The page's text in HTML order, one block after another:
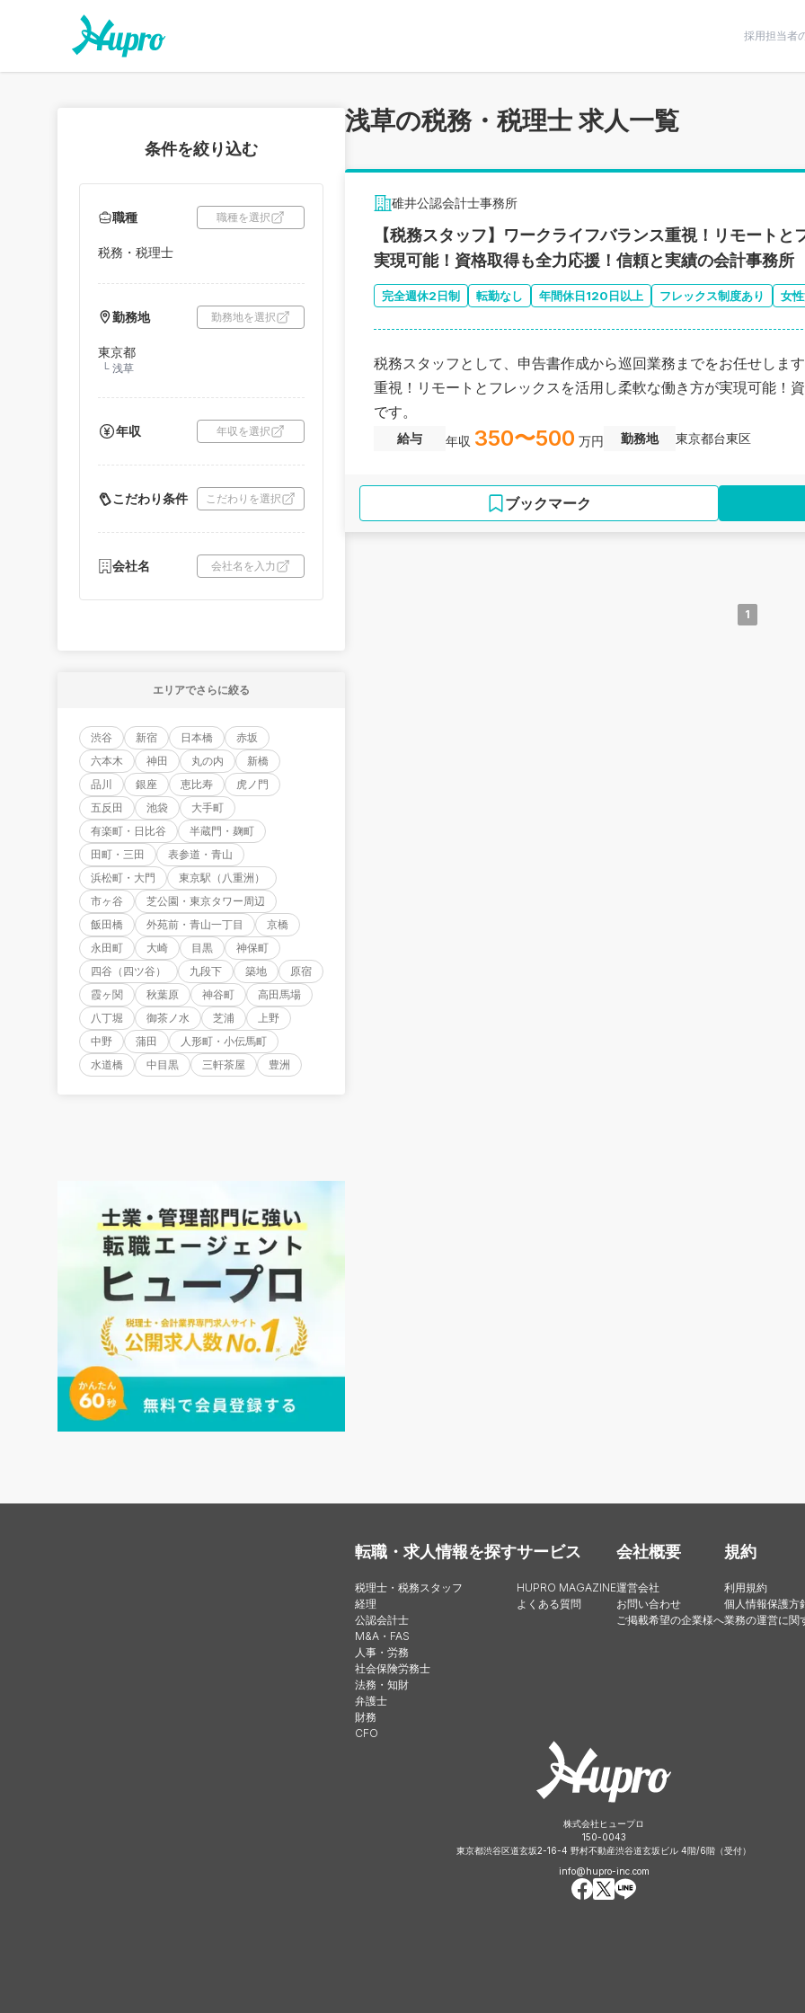
採用担当者
条件を絞り込む
職種 職種を選択
税務・税理士
勤務地 勤務地を選択
東京都
└ 浅草
年収 年収を選択
こだわり条件 こだわりを選択
会社名 会社名を入力
エリアでさらに絞る
渋谷 新宿 日本橋
赤坂
六本木
神田 丸の内
新橋
品川
銀座 恵比寿
虎ノ門
五反田
池袋
大手町
有楽町・日比谷
半蔵門・麹町
田町・三田
表参道・青山
浜松町・大門
東京駅（八重洲）
市ヶ谷
芝公園・東京タワー周辺
飯田橋
外苑前・青山一丁目
京橋
永田町
大崎 目黒
神保町
四谷（四ツ谷）
九段下 築地
原宿
霞ヶ関
秋葉原 神谷町
高田馬場
八丁堀
御茶ノ水 芝浦
上野
中野
蒲田
人形町・小伝馬町
水道橋
中目黒 三軒茶屋 豊洲
浅草の税務・税理士 求人一覧
碓井公認会計士事務所
【税務スタッフ】ワークライフバランス重視！リモート
実現可能！資格取得も全力応援！信頼と実績の会計事務所
完全週休2日制 転勤なし 年間休日120日以上 フレックス制度あり 女
税務スタッフとして、申告書作成から巡回業務までをお任せしま
重視！リモートとフレックスを活用し柔軟な働き方が実現可能！
です。
給与 年収 350〜500 万円 勤務地 東京都台東区
ブックマーク
1
転職・求人情報を探す
税理士・税務スタッフ
経理
公認会計士
M&A・FAS
人事・労務
社会保険労務士
法務・知財
弁護士
財務
CFO
サービス
HUPRO MAGAZINE
よくある質問
会社概要
運営会社
お問い合わせ
ご掲載希望の企業様へ
規約
利用規約
個人情報保護方
業務の運営に関
株式会社ヒュープロ
150-0043
東京都渋谷区道玄坂2-16-4 野村不動産渋谷道玄坂ビル 4階/6階（受付）
info@hupro-inc.com